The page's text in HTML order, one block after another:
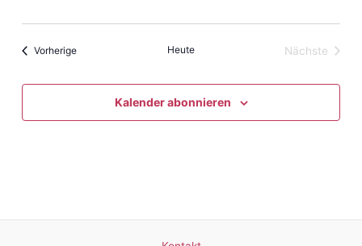
VorherigeVeranstaltungen Heute
Nächste
Kalender abonnieren